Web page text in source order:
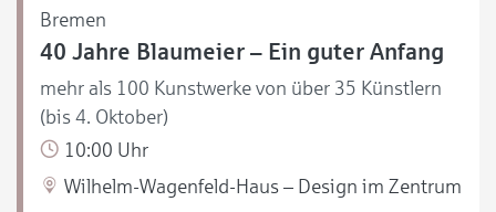
Bremen
40 Jahre Blaumeier – Ein guter Anfang
mehr als 100 Kunstwerke von über 35 Künstlern
(bis 4. Oktober)
10:00 Uhr
Wilhelm-Wagenfeld-Haus – Design im Zentrum